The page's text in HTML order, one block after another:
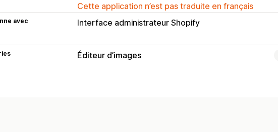
Cette application n’est pas traduite en français
avec Interface administrateur Shopify
Éditeur d’images